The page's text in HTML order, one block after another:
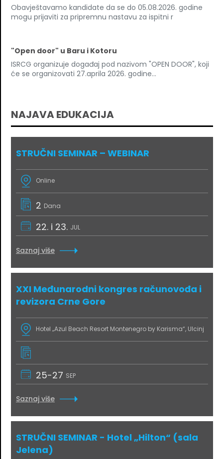
Obavještavamo kandidate da se do 05.08.2026. godine
mogu prijaviti za pripremnu nastavu za ispitni r
"Open door" u Baru i Kotoru
ISRCG organizuje događaj pod nazivom "OPEN DOOR", koji
će se organizovati 27.aprila 2026. godine...
NAJAVA EDUKACIJA
STRUČNI SEMINAR – WEBINAR
Online
2 Dana
22. i 23. JUL
Saznaj više
XXI Međunarodni kongres računovođa i
revizora Crne Gore
Hotel „Azul Beach Resort Montenegro by Karisma“, Ulcinj
25-27 SEP
Saznaj više
STRUČNI SEMINAR - Hotel „Hilton“ (sala
Jelena)